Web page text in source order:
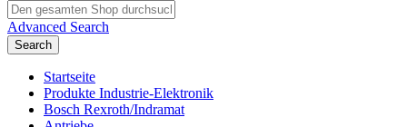
Advanced Search
Search
Startseite
Produkte Industrie-Elektronik
Bosch Rexroth/Indramat